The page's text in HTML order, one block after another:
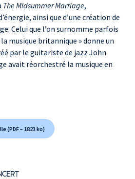
The Midsummer Marriage,
ainsi que d’une création de
Celui que l’on surnomme parfois
musique britannique » donne un
par le guitariste de jazz John
avait réorchestré la musique en
(PDF – 1823 ko)